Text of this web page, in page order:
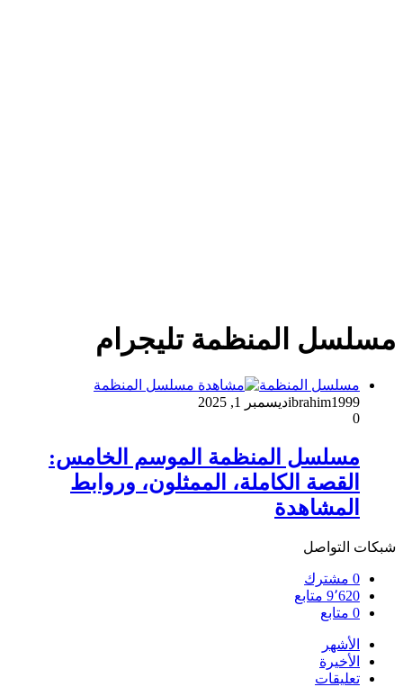
مسلسل المنظمة تليجرام
مسلسل المنظمة
ibrahim1999ديسمبر 1, 2025
0
مسلسل المنظمة الموسم الخامس:
القصة الكاملة، الممثلون، وروابط
المشاهدة
شبكات التواصل
0 مشترك
9٬620 متابع
0 متابع
الأشهر
الأخيرة
تعليقات